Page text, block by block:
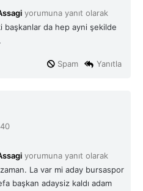
k
yorumuna yanıt olarak
başkanlar da hep ayni şekilde
Yanıtla
Spam
yorumuna yanıt olarak
La var mi aday bursaspor
başkan adaysiz kaldı adam